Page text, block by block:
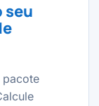
seu